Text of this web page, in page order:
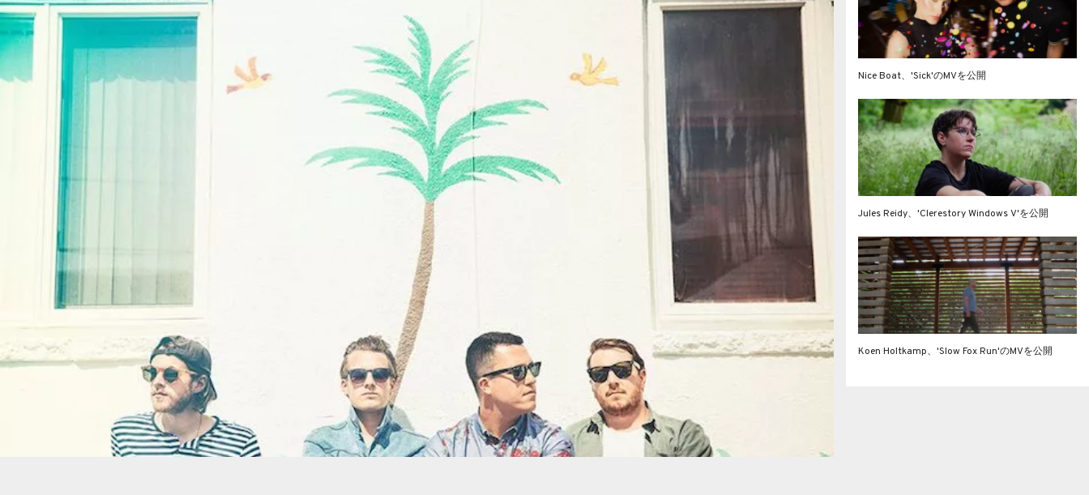
NEW
米インディーポップバンド CRUISRがニューシングル Throw
Shade を公開